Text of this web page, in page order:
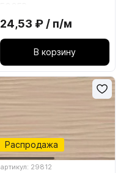
24,53 ₽ / п/м
В корзину
Распродажа
артикул: 29812